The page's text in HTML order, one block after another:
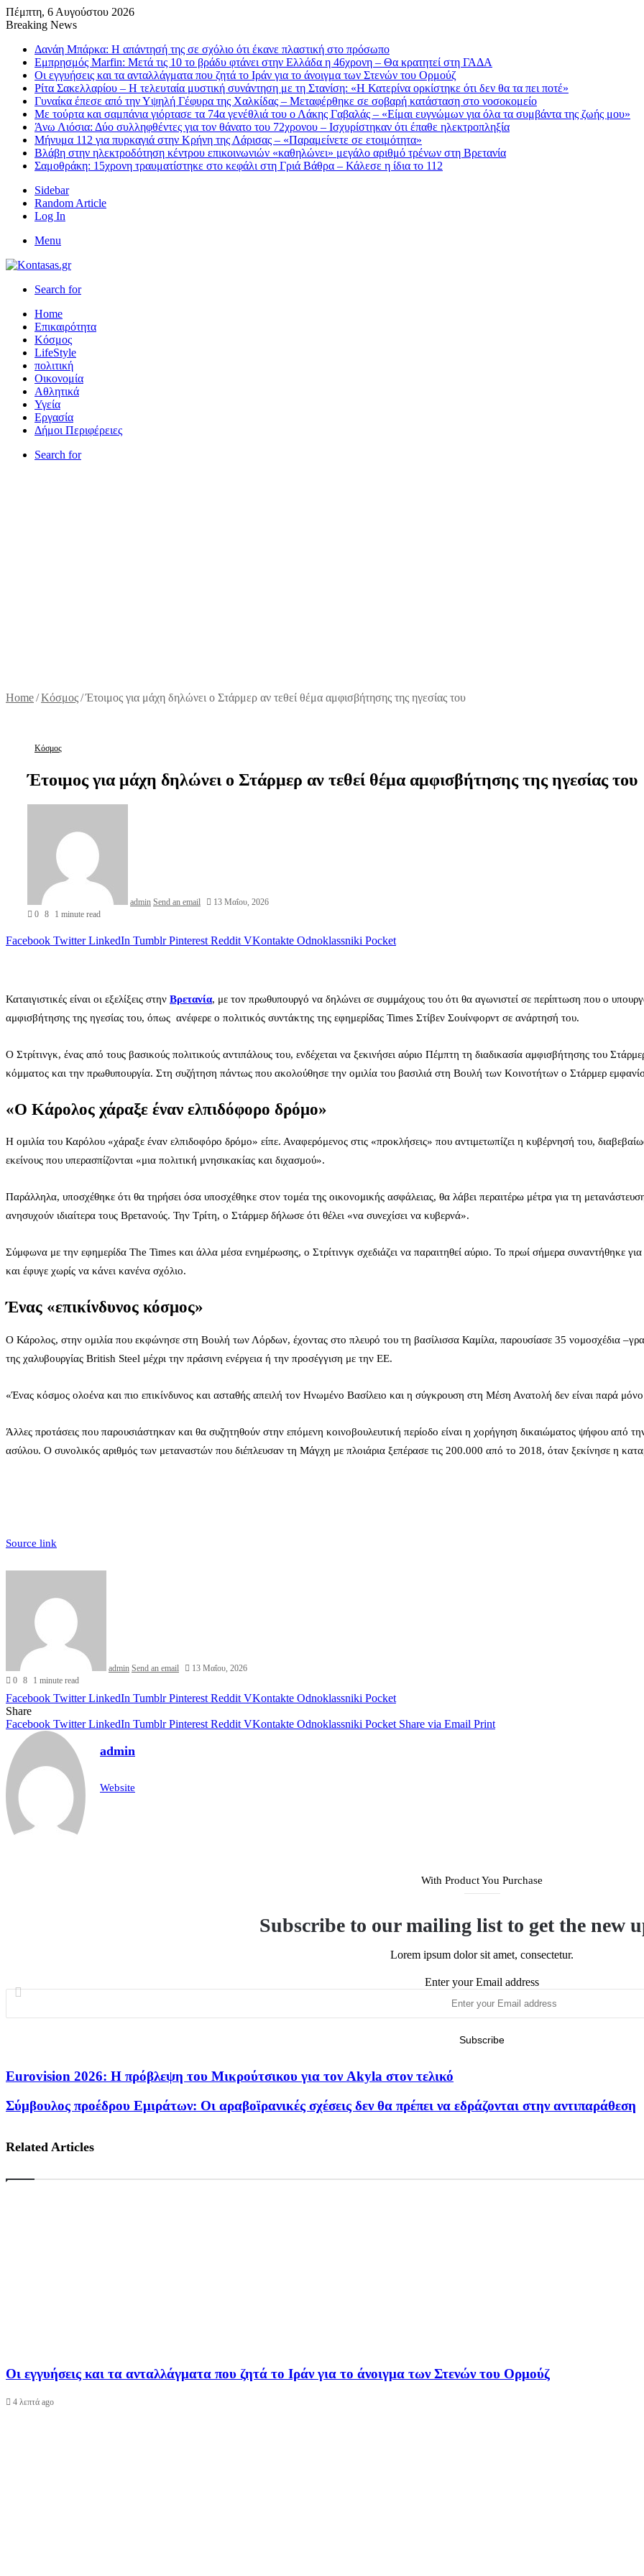
Πέμπτη, 6 Αυγούστου 2026
Breaking News
Δανάη Μπάρκα: Η απάντησή της σε σχόλιο ότι έκανε πλαστική στο πρόσωπο
Εμπρησμός Marfin: Μετά τις 10 το βράδυ φτάνει στην Ελλάδα η 46χρονη – Θα κρατητεί στη ΓΑΔΑ
Οι εγγυήσεις και τα ανταλλάγματα που ζητά το Ιράν για το άνοιγμα των Στενών του Ορμούζ
Ρίτα Σακελλαρίου – Η τελευταία μυστική συνάντηση με τη Στανίση: «Η Κατερίνα ορκίστηκε ότι δεν θα τα πει ποτέ»
Γυναίκα έπεσε από την Υψηλή Γέφυρα της Χαλκίδας – Μεταφέρθηκε σε σοβαρή κατάσταση στο νοσοκομείο
Με τούρτα και σαμπάνια γιόρτασε τα 74α γενέθλιά του ο Λάκης Γαβαλάς – «Είμαι ευγνώμων για όλα τα συμβάντα της ζωής μου»
Άνω Λιόσια: Δύο συλληφθέντες για τον θάνατο του 72χρονου – Ισχυρίστηκαν ότι έπαθε ηλεκτροπληξία
Μήνυμα 112 για πυρκαγιά στην Κρήνη της Λάρισας – «Παραμείνετε σε ετοιμότητα»
Βλάβη στην ηλεκτροδότηση κέντρου επικοινωνιών «καθηλώνει» μεγάλο αριθμό τρένων στη Βρετανία
Σαμοθράκη: 15χρονη τραυματίστηκε στο κεφάλι στη Γριά Βάθρα – Κάλεσε η ίδια το 112
Sidebar
Random Article
Log In
Menu
Search for
Home
Επικαιρότητα
Κόσμος
LifeStyle
πολιτική
Οικονομία
Αθλητικά
Υγεία
Εργασία
Δήμοι Περιφέρειες
Search for
Home/Κόσμος/Έτοιμος για μάχη δηλώνει ο Στάρμερ αν τεθεί θέμα αμφισβήτησης της ηγεσίας του
Κόσμος
Έτοιμος για μάχη δηλώνει ο Στάρμερ αν τεθεί θέμα αμφισβήτησης της ηγεσίας του
admin Send an email
13 Μαΐου, 2026
0 8 1 minute read
Facebook Twitter LinkedIn Tumblr Pinterest Reddit VKontakte Odnoklassniki Pocket
Καταιγιστικές είναι οι εξελίξεις στην Βρετανία, με τον πρωθυπουργό να δηλώνει σε συμμάχους του ότι θα αγωνιστεί σε περίπτωση που ο
αμφισβήτησης της ηγεσίας του, όπως ανέφερε ο πολιτικός συντάκτης της εφημερίδας Times Στίβεν Σουίνφορντ σε ανάρτησή του.
Ο Στρίτινγκ, ένας από τους βασικούς πολιτικούς αντιπάλους του, ενδέχεται να ξεκινήσει αύριο Πέμπτη τη διαδικασία αμφισβήτησης του
κόμματος και την πρωθυπουργία. Στη συζήτηση πάντως που ακολούθησε την ομιλία του βασιλιά στη Βουλή των Κοινοτήτων ο Στάρμερ
«Ο Κάρολος χάραξε έναν ελπιδόφορο δρόμο»
Η ομιλία του Καρόλου «χάραξε έναν ελπιδοφόρο δρόμο» είπε. Αναφερόμενος στις «προκλήσεις» που αντιμετωπίζει η κυβέρνησή του,
εκείνους που υπερασπίζονται «μια πολιτική μνησικακίας και διχασμού».
Παράλληλα, υποσχέθηκε ότι θα τηρήσει όσα υποσχέθηκε στον τομέα της οικονομικής ασφάλειας, θα λάβει περαιτέρω μέτρα για τη
ανησυχούν ιδιαίτερα τους Βρετανούς. Την Τρίτη, ο Στάρμερ δήλωσε ότι θέλει «να συνεχίσει να κυβερνά».
Σύμφωνα με την εφημερίδα The Times και άλλα μέσα ενημέρωσης, ο Στρίτινγκ σχεδιάζει να παραιτηθεί αύριο. Το πρωί σήμερα συναντήθηκε
και έφυγε χωρίς να κάνει κανένα σχόλιο.
Ένας «επικίνδυνος κόσμος»
Ο Κάρολος, στην ομιλία που εκφώνησε στη Βουλή των Λόρδων, έχοντας στο πλευρό του τη βασίλισσα Καμίλα, παρουσίασε 35 νομοσχέδια
της χαλυβουργίας British Steel μέχρι την πράσινη ενέργεια ή την προσέγγιση με την ΕΕ.
«Ένας κόσμος ολοένα και πιο επικίνδυνος και ασταθής απειλή τον Ηνωμένο Βασίλειο και η σύγκρουση στη Μέση Ανατολή δεν είναι παρά
Άλλες προτάσεις που παρουσιάστηκαν και θα συζητηθούν στην επόμενη κοινοβουλευτική περίοδο είναι η χορήγηση δικαιώματος ψήφου από
ασύλου. Ο συνολικός αριθμός των μεταναστών που διέπλευσαν τη Μάγχη με πλοιάρια ξεπέρασε τις 200.000 από το 2018, όταν ξεκίνησε η
Source link
admin Send an email
13 Μαΐου, 2026
0 8 1 minute read
Facebook Twitter LinkedIn Tumblr Pinterest Reddit VKontakte Odnoklassniki Pocket
Share
Facebook Twitter LinkedIn Tumblr Pinterest Reddit VKontakte Odnoklassniki Pocket Share via Email Print
admin
Website
With Product You Purchase
Subscribe to our mailing list to get the new
Lorem ipsum dolor sit amet, consectetur.
Enter your Email address
Eurovision 2026: Η πρόβλεψη του Μικρούτσικου για τον Akyla στον τελικό
Σύμβουλος προέδρου Εμιράτων: Οι αραβοϊρανικές σχέσεις δεν θα πρέπει να εδράζονται στην αντιπαράθεση
Related Articles
Οι εγγυήσεις και τα ανταλλάγματα που ζητά το Ιράν για το άνοιγμα των Στενών του Ορμούζ
4 λεπτά ago